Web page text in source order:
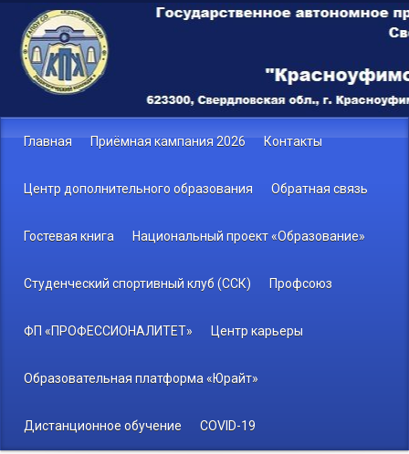
Главная Приёмная кампания 2026 Контакты
Центр дополнительного образования Обратная связь
Гостевая книга Национальный проект «Образование»
Студенческий спортивный клуб (ССК) Профсоюз
ФП «ПРОФЕССИОНАЛИТЕТ» Центр карьеры
Образовательная платформа «Юрайт»
Дистанционное обучение COVID-19